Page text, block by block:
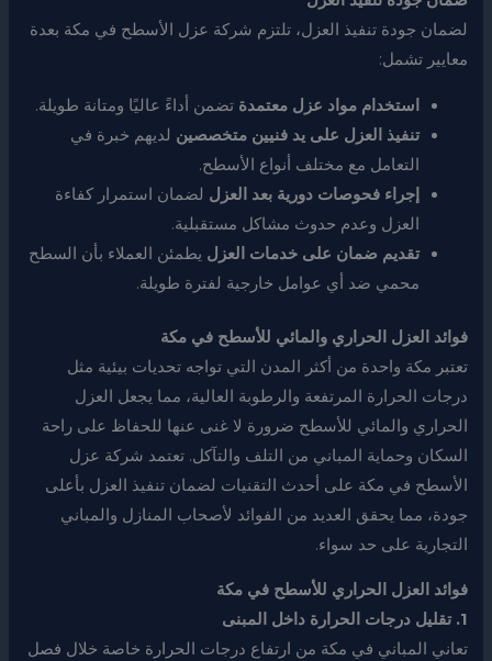
لضمان جودة تنفيذ العزل، تلتزم شركة عزل الأسطح في مكة بعدة
معايير تشمل:
استخدام مواد عزل معتمدة تضمن أداءً عاليًا ومتانة طويلة.
تنفيذ العزل على يد فنيين متخصصين لديهم خبرة في
التعامل مع مختلف أنواع الأسطح.
إجراء فحوصات دورية بعد العزل لضمان استمرار كفاءة
العزل وعدم حدوث مشاكل مستقبلية.
تقديم ضمان على خدمات العزل يطمئن العملاء بأن السطح
محمي ضد أي عوامل خارجية لفترة طويلة.
فوائد العزل الحراري والمائي للأسطح في مكة
تعتبر مكة واحدة من أكثر المدن التي تواجه تحديات بيئية مثل
درجات الحرارة المرتفعة والرطوبة العالية، مما يجعل العزل
الحراري والمائي للأسطح ضرورة لا غنى عنها للحفاظ على راحة
السكان وحماية المباني من التلف والتآكل. تعتمد شركة عزل
الأسطح في مكة على أحدث التقنيات لضمان تنفيذ العزل بأعلى
جودة، مما يحقق العديد من الفوائد لأصحاب المنازل والمباني
التجارية على حد سواء.
فوائد العزل الحراري للأسطح في مكة
1. تقليل درجات الحرارة داخل المبنى
تعاني المباني في مكة من ارتفاع درجات الحرارة خاصة خلال فصل